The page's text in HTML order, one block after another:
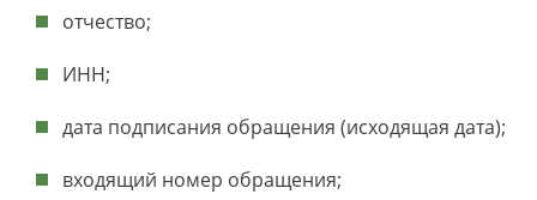
отчество;
ИНН;
дата подписания обращения (исходящая дата);
входящий номер обращения;